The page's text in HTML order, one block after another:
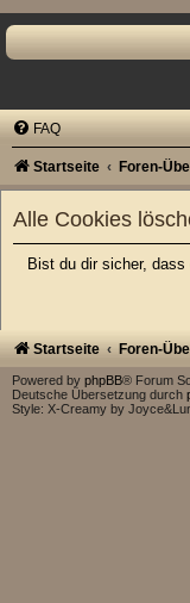
FAQ
Startseite Foren-
Alle Cookies
Bist du dir sicher,
Startseite Foren-
Powered by phpBB® Forum
Deutsche Übersetzung durch
Style: X-Creamy by